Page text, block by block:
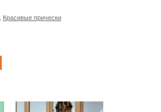
Красивые прически